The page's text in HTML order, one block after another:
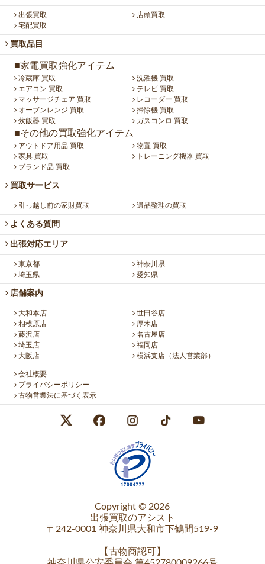
出張買取
店頭買取
宅配買取
買取品目
■家電買取強化アイテム
冷蔵庫 買取
洗濯機 買取
エアコン 買取
テレビ 買取
マッサージチェア 買取
レコーダー 買取
オーブンレンジ 買取
掃除機 買取
炊飯器 買取
ガスコンロ 買取
■その他の買取強化アイテム
アウトドア用品 買取
物置 買取
家具 買取
トレーニング機器 買取
ブランド品 買取
買取サービス
引っ越し前の家財買取 遺品整理の買取
よくある質問
出張対応エリア
東京都
神奈川県
埼玉県
愛知県
店舗案内
大和本店
世田谷店
相模原店
厚木店
藤沢店
名古屋店
埼玉店
福岡店
大阪店
横浜支店（法人営業部）
会社概要
プライバシーポリシー
古物営業法に基づく表示
Copyright © 2026
出張買取のアシスト
〒242-0001 神奈川県大和市下鶴間519-9
【古物商認可
】